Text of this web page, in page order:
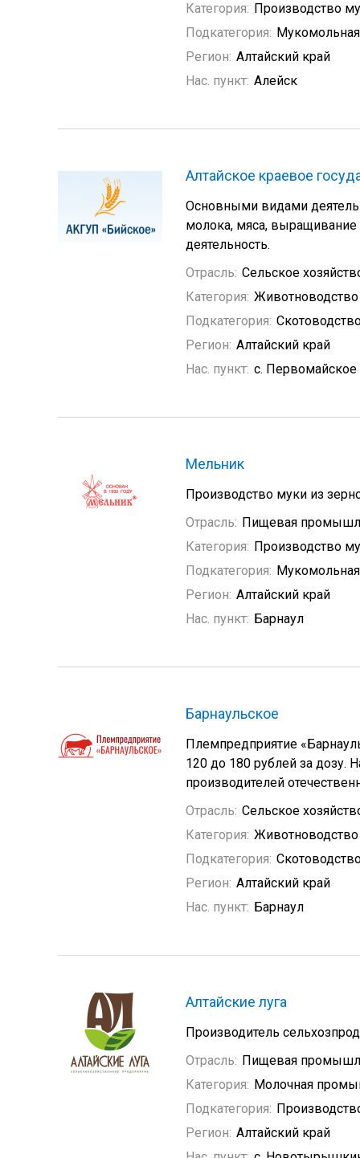
Категория: Производство
Подкатегория:
Регион: Алтайский край
Нас. пункт: Алейск
Алтайское краевое
Основными видами
молока, мяса, выращивание
деятельность.
Отрасль: Сельское
Категория: Животноводство
Подкатегория:
Регион: Алтайский край
Нас. пункт: с. Первомайское
Мельник
Производство муки из
Отрасль: Пищевая
Категория: Производство
Подкатегория:
Регион: Алтайский край
Нас. пункт: Барнаул
Барнаульское
Племпредприятие
120 до 180 рублей за дозу.
производителей
Отрасль: Сельское
Категория: Животноводство
Подкатегория:
Регион: Алтайский край
Нас. пункт: Барнаул
Алтайские луга
Производитель
Отрасль: Пищевая
Категория: Молочная
Подкатегория:
Регион: Алтайский край